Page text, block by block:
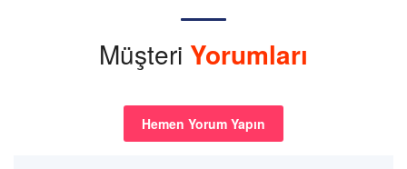
Müşteri Yorumları
Hemen Yorum Yapın